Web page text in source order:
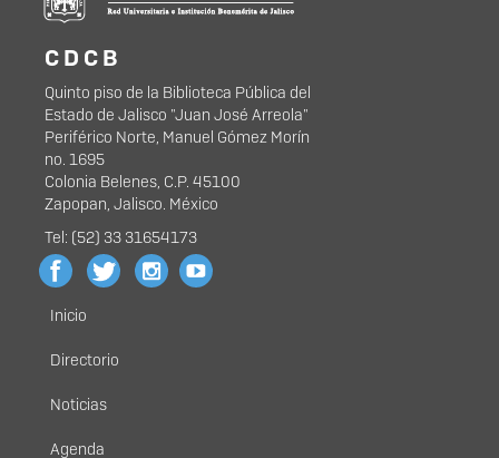
C D C B
Quinto piso de la Biblioteca Pública del
Estado de Jalisco "Juan José Arreola"
Periférico Norte, Manuel Gómez Morín
no. 1695
Colonia Belenes, C.P. 45100
Zapopan, Jalisco. México
Tel: (52) 33 31654173
Menú
principal
Inicio
Directorio
Noticias
Agenda